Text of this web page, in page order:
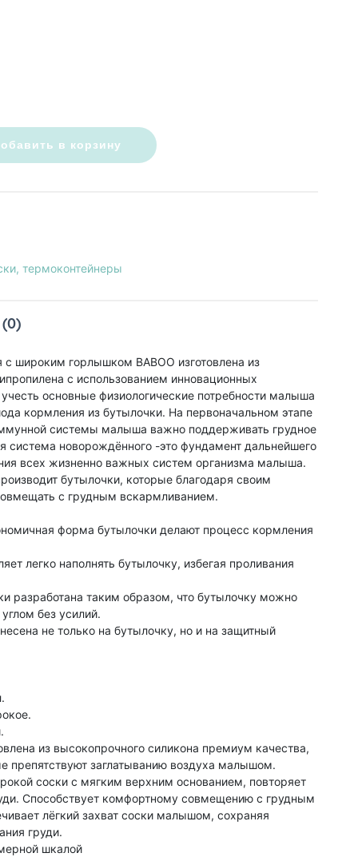
в корзину
термоконтейнеры
широким горлышком BABOO изготовлена из
с использованием инновационных
основные физиологические потребности малыша
кормления из бутылочки. На первоначальном этапе
системы малыша важно поддерживать грудное
новорождённого -это фундамент дальнейшего
всех жизненно важных систем организма малыша.
бутылочки, которые благодаря своим
с грудным вскармливанием.
форма бутылочки делают процесс кормления
легко наполнять бутылочку, избегая проливания
разработана таким образом, что бутылочку можно
без усилий.
не только на бутылочку, но и на защитный
из высокопрочного силикона премиум качества,
препятствуют заглатыванию воздуха малышом.
соски с мягким верхним основанием, повторяет
Способствует комфортному совмещению с грудным
лёгкий захват соски малышом, сохраняя
груди.
шкалой